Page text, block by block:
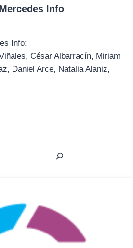
Info
Info:
César Albarracín, Miriam
Daniel Arce, Natalia Alaniz,